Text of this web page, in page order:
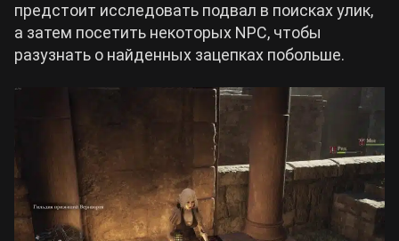
предстоит исследовать подвал в поисках улик,
а затем посетить некоторых NPC, чтобы
разузнать о найденных зацепках побольше.